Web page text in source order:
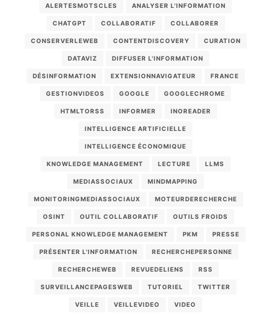
ALERTESMOTSCLES ANALYSER L'INFORMATION
CHATGPT COLLABORATIF COLLABORER
CONSERVERLEWEB CONTENTDISCOVERY CURATION
DATAVIZ DIFFUSER L'INFORMATION
DÉSINFORMATION EXTENSIONNAVIGATEUR FRANCE
GESTIONVIDEOS GOOGLE GOOGLECHROME
HTMLTORSS INFORMER INOREADER
INTELLIGENCE ARTIFICIELLE
INTELLIGENCE ÉCONOMIQUE
KNOWLEDGE MANAGEMENT LECTURE LLMS
MEDIASSOCIAUX MINDMAPPING
MONITORINGMEDIASSOCIAUX MOTEURDERECHERCHE
OSINT OUTIL COLLABORATIF OUTILS FROIDS
PERSONAL KNOWLEDGE MANAGEMENT PKM PRESSE
PRÉSENTER L'INFORMATION RECHERCHEPERSONNE
RECHERCHEWEB REVUEDELIENS RSS
SURVEILLANCEPAGESWEB TUTORIEL TWITTER
VEILLE VEILLEVIDEO VIDEO